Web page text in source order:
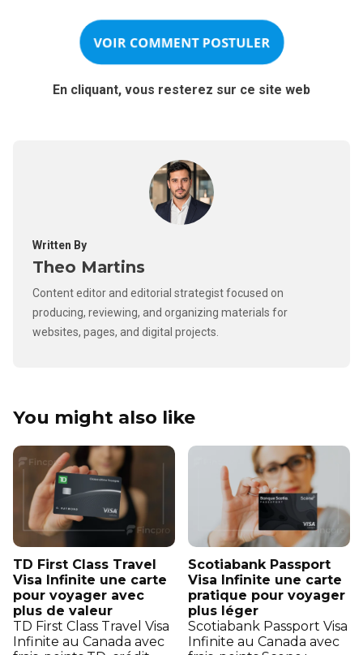
VOIR COMMENT POSTULER
En cliquant, vous resterez sur ce site web
Written By
Theo Martins
Content editor and editorial strategist focused on
producing, reviewing, and organizing materials for
websites, pages, and digital projects.
You might also like
TD First Class Travel
Visa Infinite une carte
pour voyager avec
plus de valeur
TD First Class Travel Visa
Infinite au Canada avec
Scotiabank Passport
Visa Infinite une carte
pratique pour voyager
plus léger
Scotiabank Passport Visa
Infinite au Canada avec